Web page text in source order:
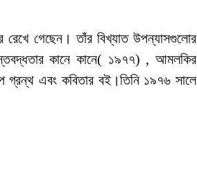
রেখে গেছেন। তাঁর বিখ্যাত উপন্যাসগুলোর
কানে কানে( ১৯৭৭) , আমলকির
এবং কবিতার বই।তিনি ১৯৭৬ সালে